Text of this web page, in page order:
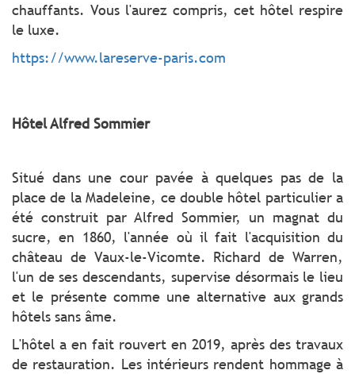
chauffants. Vous l'aurez compris, cet hôtel respire
le luxe.
https://www.lareserve-paris.com
Hôtel Alfred Sommier
Situé dans une cour pavée à quelques pas de la
place de la Madeleine, ce double hôtel particulier a
été construit par Alfred Sommier, un magnat du
sucre, en 1860, l'année où il fait l'acquisition du
château de Vaux-le-Vicomte. Richard de Warren,
l'un de ses descendants, supervise désormais le lieu
et le présente comme une alternative aux grands
hôtels sans âme.
L'hôtel a en fait rouvert en 2019, après des travaux
de restauration. Les intérieurs rendent hommage à